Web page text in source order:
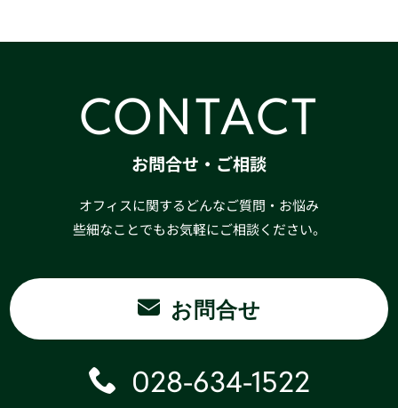
CONTACT
お問合せ・ご相談
オフィスに関するどんなご質問・お悩み
些細なことでもお気軽にご相談ください。
お問合せ
028-634-1522